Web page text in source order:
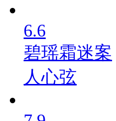
6.6
碧瑶霜迷案
人心弦